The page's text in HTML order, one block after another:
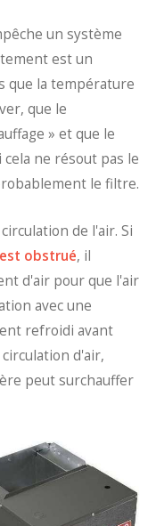
un système
est un
que la température
que le
» et que le
ne résout pas le
le filtre.
de l'air. Si
obstrué, il
d'air pour que l'air
avec une
refroidi avant
d'air,
peut surchauffer